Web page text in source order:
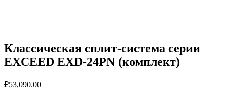
Классическая сплит-система серии
EXCEED EXD-24PN (комплект)
₽53,090.00